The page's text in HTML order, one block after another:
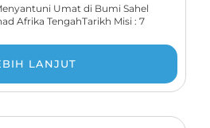
Umat di Bumi Sahel
Afrika TengahTarikh Misi : 7
LANJUT